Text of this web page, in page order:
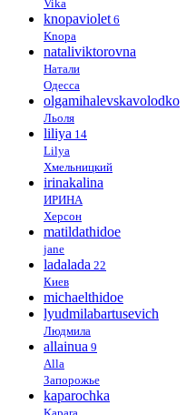
Vika
knopaviolet 6
Knopa
nataliviktorovna
Натали
Одесса
olgamihalevskavolodko
Льоля
liliya 14
Lilya
Хмельницкий
irinakalina
ИРИНА
Херсон
matildathidoe
jane
ladalada 22
Киев
michaelthidoe
lyudmilabartusevich
Людмила
allainua 9
Alla
Запорожье
kaparochka